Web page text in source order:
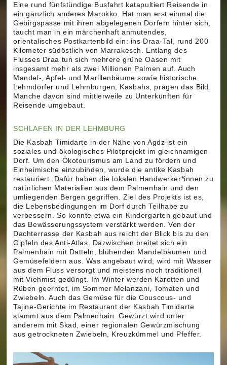
Eine rund fünfstündige Busfahrt katapultiert Reisende in
ein gänzlich anderes Marokko. Hat man erst einmal die
Gebirgspässe mit ihren abgelegenen Dörfern hinter sich,
taucht man in ein märchenhaft anmutendes,
orientalisches Postkartenbild ein: ins Draa-Tal, rund 200
Kilometer südöstlich von Marrakesch. Entlang des
Flusses Draa tun sich mehrere grüne Oasen mit
insgesamt mehr als zwei Millionen Palmen auf. Auch
Mandel-, Apfel- und Marillenbäume sowie historische
Lehmdörfer und Lehmburgen, Kasbahs, prägen das Bild.
Manche davon sind mittlerweile zu Unterkünften für
Reisende umgebaut.
SCHLAFEN IN DER LEHMBURG
Die Kasbah Timidarte in der Nähe von Agdz ist ein
soziales und ökologisches Pilotprojekt im gleichnamigen
Dorf. Um den Ökotourismus am Land zu fördern und
Einheimische einzubinden, wurde die antike Kasbah
restauriert. Dafür haben die lokalen Handwerker*innen zu
natürlichen Materialien aus dem Palmenhain und den
umliegenden Bergen gegriffen. Ziel des Projekts ist es,
die Lebensbedingungen im Dorf durch Teilhabe zu
verbessern. So konnte etwa ein Kindergarten gebaut und
das Bewässerungssystem verstärkt werden. Von der
Dachterrasse der Kasbah aus reicht der Blick bis zu den
Gipfeln des Anti-Atlas. Dazwischen breitet sich ein
Palmenhain mit Datteln, blühenden Mandelbäumen und
Gemüsefeldern aus. Was angebaut wird, wird mit Wasser
aus dem Fluss versorgt und meistens noch traditionell
mit Viehmist gedüngt. Im Winter werden Karotten und
Rüben geerntet, im Sommer Melanzani, Tomaten und
Zwiebeln. Auch das Gemüse für die Couscous- und
Tajine-Gerichte im Restaurant der Kasbah Timidarte
stammt aus dem Palmenhain. Gewürzt wird unter
anderem mit Skad, einer regionalen Gewürzmischung
aus getrockneten Zwiebeln, Kreuzkümmel und Pfeffer.